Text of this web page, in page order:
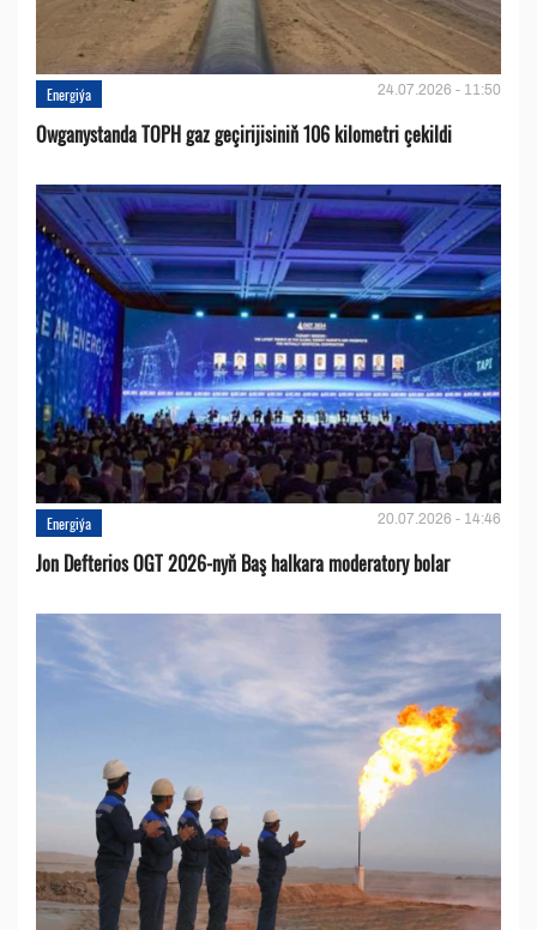
Energiýa 24.07.2026 - 11:50
Owganystanda TOPH gaz geçirijisiniň 106 kilometri çekildi
Energiýa 20.07.2026 - 14:46
Jon Defterios OGT 2026-nyň Baş halkara moderatory bolar